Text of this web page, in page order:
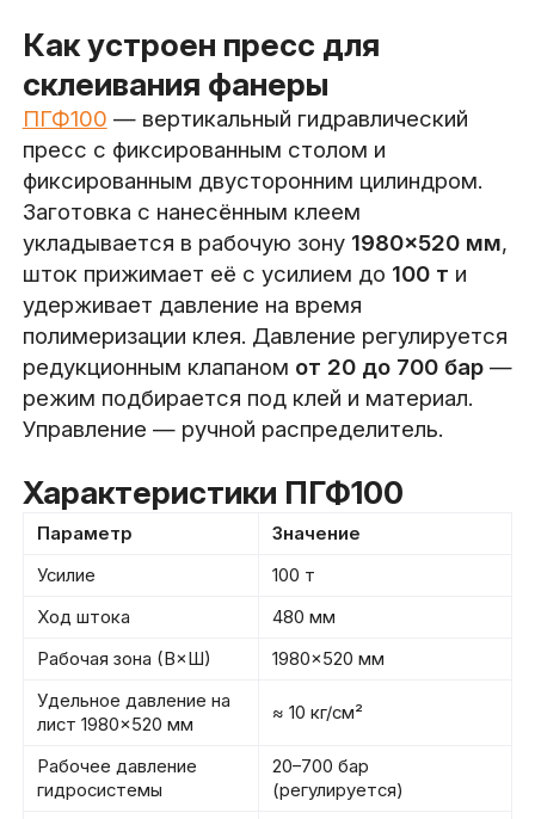
Как устроен пресс для
склеивания фанеры
ПГФ100 — вертикальный гидравлический
пресс с фиксированным столом и
фиксированным двусторонним цилиндром.
Заготовка с нанесённым клеем
укладывается в рабочую зону 1980×520 мм,
шток прижимает её с усилием до 100 т и
удерживает давление на время
полимеризации клея. Давление регулируется
редукционным клапаном от 20 до 700 бар—
режим подбирается под клей и материал.
Управление — ручной распределитель.
Характеристики ПГФ100
Параметр
Значение
Усилие
100 т
Ход штока
480 мм
Рабочая зона (В×Ш)
1980×520 мм
Удельное давление на
лист 1980×520 мм
≈ 10 кг/см²
Рабочее давление
гидросистемы
20–700 бар
(регулируется)